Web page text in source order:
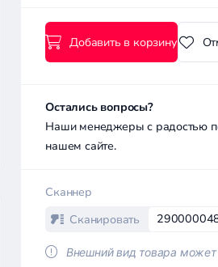
Добавить в корзину
Остались вопросы?
Наши менеджеры с радостью
нашем сайте.
Сканнер
Сканировать
Внешний вид товара может